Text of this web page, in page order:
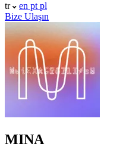
tr en pt pl
Bize Ulaşın
MINA